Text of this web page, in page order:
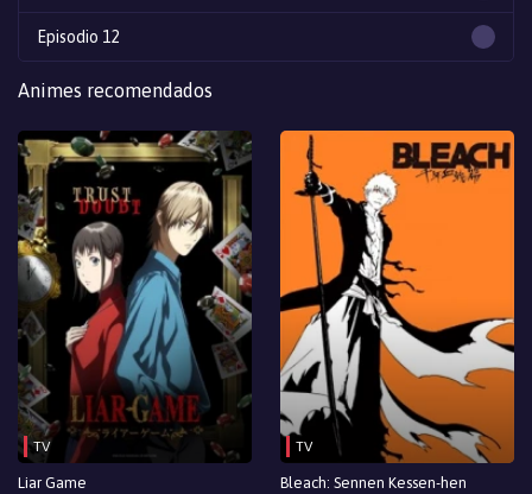
Episodio 12
Episodio 11
Episodio 10
Episodio 9
Episodio 8
Episodio 7
Episodio 6
Episodio 5
Episodio 4
Episodio 3
Animes recomendados
TV
Liar Game
TV
Bleach: Sennen Kessen-hen